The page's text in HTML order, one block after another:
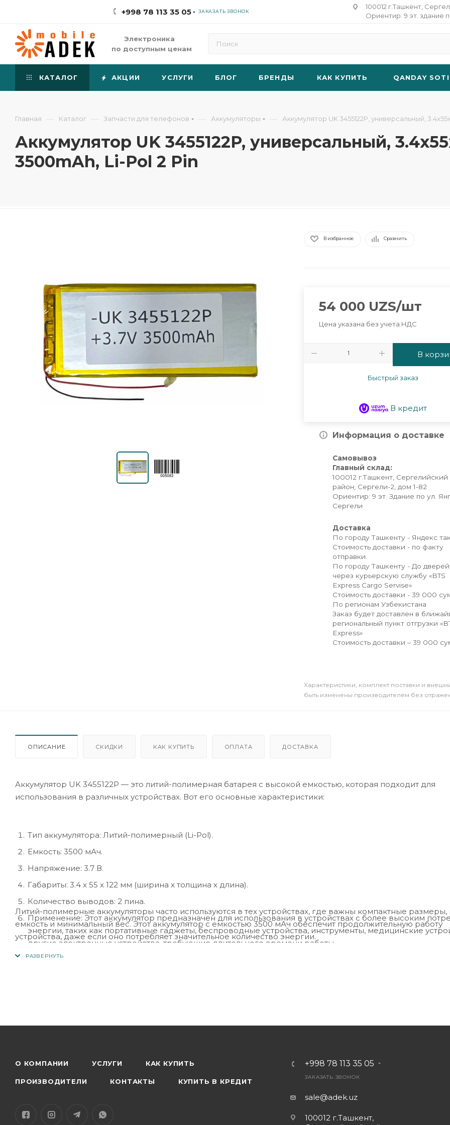
+998 78 113 35 05 ЗАКАЗАТЬ ЗВОНОК
100012 г.Ташкент,
Ориентир: 9 эт. здание
Электроника
по доступным ценам
КАТАЛОГ АКЦИИ УСЛУГИ БЛОГ БРЕНДЫ КАК КУПИТЬ QANDAY
Главная — Каталог — Запчасти для телефонов — Аккумуляторы — Аккумулятор UK 3455122P, универсальный,
Аккумулятор UK 3455122P, универсальный,
3500mAh, Li-Pol 2 Pin
В избранное Сравнить
54 000 UZS/шт
Цена указана без учета НДС
В
Быстрый заказ
В кредит
Информация о доставке
Самовывоз
Главный склад:
100012 г.Ташкент, Сергелийский
район, Сергели-2, дом 1-82
Ориентир: 9 эт. Здание по ул.
Сергели
Доставка
По городу Ташкенту - Яндекс
Стоимость доставки - по факту
отправки.
По городу Ташкенту - До дверей
через курьерскую службу «BTS
Express Cargo Servise»
Стоимость доставки - 39 000
По регионам Узбекистана
Заказ будет доставлен в
региональный пункт отгрузки
Express»
Стоимость доставки – 39 000
Xарактеристики, комплект поставки и
быть изменены производителем без
ОПИСАНИЕ СКИДКИ КАК КУПИТЬ ОПЛАТА ДОСТАВКА
Аккумулятор UK 3455122P — это литий-полимерная батарея с высокой емкостью, которая подходит для
использования в различных устройствах. Вот его основные характеристики:
Тип аккумулятора: Литий-полимерный (Li-Pol).
Емкость: 3500 мАч.
Напряжение: 3.7 В.
Габариты: 3.4 x 55 x 122 мм (ширина x толщина x длина).
Количество выводов: 2 пина.
Применение: Этот аккумулятор предназначен для использования в устройствах с более высоким
энергии, таких как портативные гаджеты, беспроводные устройства, инструменты, медицинские
другие электронные устройства, требующие длительного времени работы.
Литий-полимерные аккумуляторы часто используются в тех устройствах, где важны компактные размеры,
емкость и минимальный вес. Этот аккумулятор с емкостью 3500 мАч обеспечит продолжительную работу
устройства, даже если оно потребляет значительное количество энергии.
О КОМПАНИИ УСЛУГИ КАК КУПИТЬ
ПРОИЗВОДИТЕЛИ КОНТАКТЫ КУПИТЬ В КРЕДИТ
+998 78 113 35 05
ЗАКАЗАТЬ ЗВОНОК
sale@adek.uz
100012 г.Ташкент,